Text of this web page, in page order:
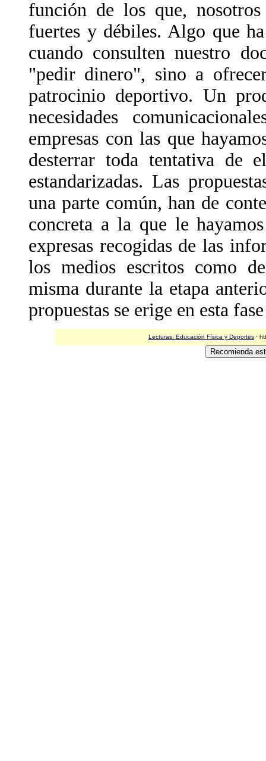
función de los que, nosotros
fuertes y débiles. Algo que
cuando consulten nuestro
"pedir dinero", sino a
patrocinio deportivo. Un
necesidades
empresas con las que
desterrar toda tentativa de
estandarizadas. Las
una parte común, han de
concreta a la que le
expresas recogidas de las
los medios escritos como
misma durante la etapa
propuestas se erige en esta
Lecturas: Educación Física y Deportes ·